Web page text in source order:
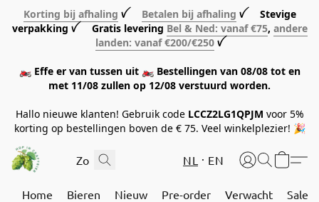
Korting bij afhaling ꪜ Betalen bij afhaling ꪜ Stevige
verpakking ꪜ Gratis levering Bel & Ned: vanaf €75, andere
landen: vanaf €200/€250 ꪜ
🏍️ Effe er van tussen uit 🏍️ Bestellingen van 08/08 tot en
met 11/08 zullen op 12/08 verstuurd worden.
Hallo nieuwe klanten! Gebruik code LCCZ2LG1QPJM voor 5%
korting op bestellingen boven de € 75. Veel winkelplezier! 🎉
NL EN
Home Bieren Nieuw Pre-order Verwacht Sale